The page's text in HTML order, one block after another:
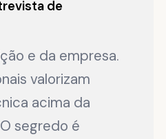
de
e da empresa.
valorizam
acima da
segredo é